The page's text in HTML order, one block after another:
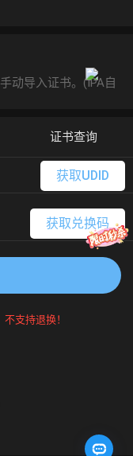
动导入证书。(IPA自
证书查询
获取UDID
获取兑换码
支持退换！